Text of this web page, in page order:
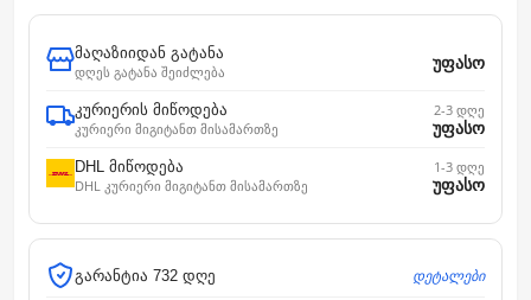
მაღაზიიდან გატანა
დღეს გატანა შეიძლება
უფასო
კურიერის მიწოდება
კურიერი მიგიტანთ მისამართზე
2-3 დღე
უფასო
DHL მიწოდება
DHL კურიერი მიგიტანთ მისამართზე
1-3 დღე
უფასო
გარანტია 732 დღე დეტალები